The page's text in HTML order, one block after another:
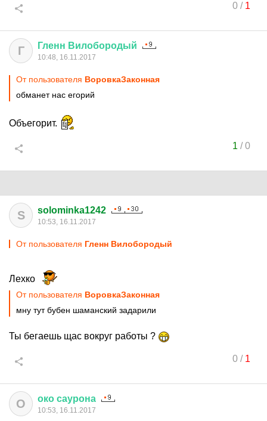
0/ 1
Г Гленн Вилобородый
10:48, 16.11.2017
От пользователя ВоровкаЗаконная
обманет нас егорий
Объегорит.
1 /0
S solominka1242
10:53, 16.11.2017
От пользователя Гленн Вилобородый
Лехко
От пользователя ВоровкаЗаконная
мну тут бубен шаманский задарили
Ты бегаешь щас вокруг работы ?
0/ 1
О око саурона
10:53, 16.11.2017